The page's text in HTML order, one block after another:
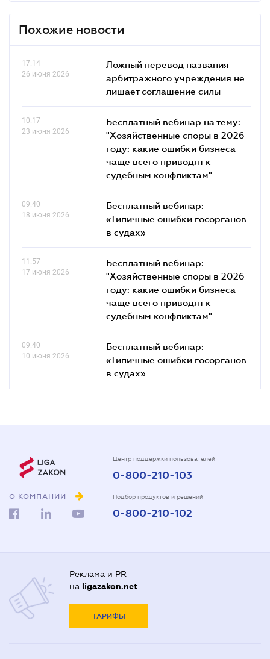
Похожие новости
17.14
26 июня 2026
Ложный перевод названия
арбитражного учреждения не
лишает соглашение силы
10.17
23 июня 2026
Бесплатный вебинар на тему:
"Хозяйственные споры в 2026
году: какие ошибки бизнеса
чаще всего приводят к
судебным конфликтам"
09.40
18 июня 2026
Бесплатный вебинар:
«Типичные ошибки госорганов
в судах»
11.57
17 июня 2026
Бесплатный вебинар:
"Хозяйственные споры в 2026
году: какие ошибки бизнеса
чаще всего приводят к
судебным конфликтам"
09.40
10 июня 2026
Бесплатный вебинар:
«Типичные ошибки госорганов
в судах»
О КОМПАНИИ
Центр поддержки пользователей
0-800-210-103
Подбор продуктов и решений
0-800-210-102
Реклама и PR
на ligazakon.net
ТАРИФЫ